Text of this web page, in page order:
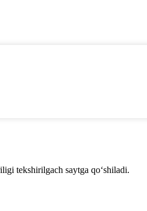
tekshirilgach saytga qo‘shiladi.